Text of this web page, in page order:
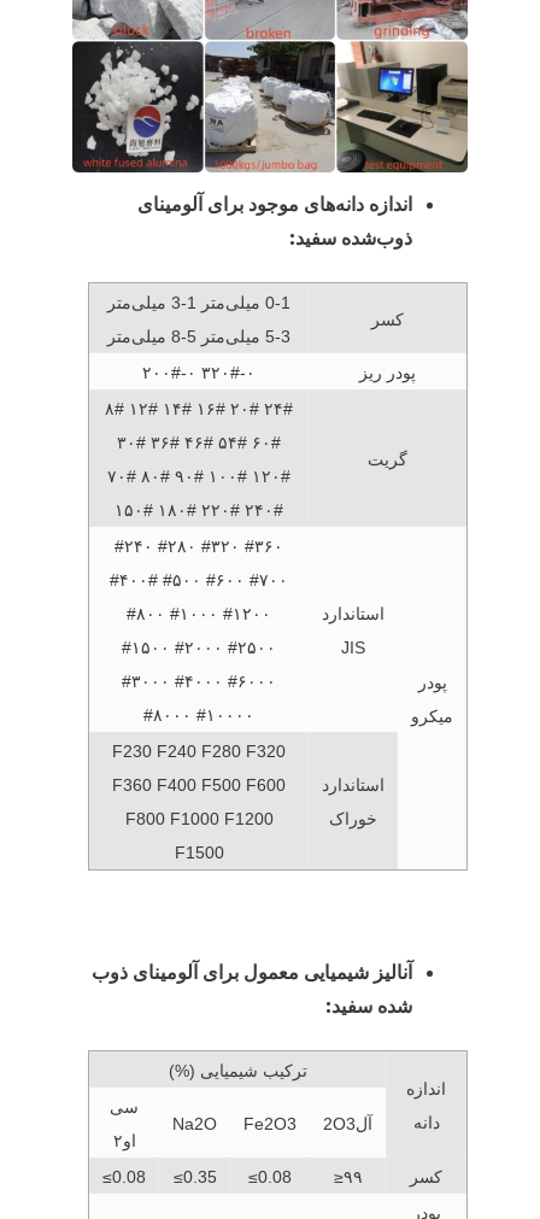
اندازه دانه‌های موجود برای آلومینای
ذوب‌شده سفید:
0-1 میلی‌متر 1-3 میلی‌متر
پودر ریز
۲۰۰#-۰ ۳۲۰#-۰
گریت
۸# ۱۲# ۱۴# ۱۶# ۲۰# ۲۴#
۳۰# ۳۶# ۴۶# ۵۴# ۶۰#
۷۰# ۸۰# ۹۰# ۱۰۰# ۱۲۰#
۱۵۰# ۱۸۰# ۲۲۰# ۲۴۰#
میکرو
استاندارد
#۲۴۰ #۲۸۰ #۳۲۰ #۳۶۰
#۴۰۰# #۵۰۰ #۶۰۰ #۷۰۰
#۸۰۰ #۱۰۰۰ #۱۲۰۰
#۱۵۰۰ #۲۰۰۰ #۲۵۰۰
#۳۰۰۰ #۴۰۰۰ #۶۰۰۰
#۸۰۰۰ #۱۰۰۰۰
استاندارد
خوراک
F230 F240 F280 F320
F360 F400 F500 F600
F800 F1000 F1200
F1500
آنالیز شیمیایی معمول برای آلومینای ذوب
شده سفید:
اندازه
ترکیب شیمیایی (%)
Fe2O3
Na2O
≤0.08
≤0.35
≤0.08